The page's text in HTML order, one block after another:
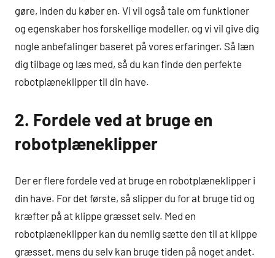
gøre, inden du køber en. Vi vil også tale om funktioner
og egenskaber hos forskellige modeller, og vi vil give dig
nogle anbefalinger baseret på vores erfaringer. Så læn
dig tilbage og læs med, så du kan finde den perfekte
robotplæneklipper til din have.
2. Fordele ved at bruge en
robotplæneklipper
Der er flere fordele ved at bruge en robotplæneklipper i
din have. For det første, så slipper du for at bruge tid og
kræfter på at klippe græsset selv. Med en
robotplæneklipper kan du nemlig sætte den til at klippe
græsset, mens du selv kan bruge tiden på noget andet.